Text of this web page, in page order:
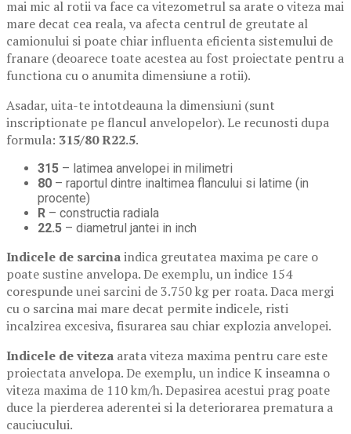
mai mic al rotii va face ca vitezometrul sa arate o viteza mai
mare decat cea reala, va afecta centrul de greutate al
camionului si poate chiar influenta eficienta sistemului de
franare (deoarece toate acestea au fost proiectate pentru a
functiona cu o anumita dimensiune a rotii).
Asadar, uita-te intotdeauna la dimensiuni (sunt
inscriptionate pe flancul anvelopelor). Le recunosti dupa
formula: 315/80 R22.5.
315 – latimea anvelopei in milimetri
80 – raportul dintre inaltimea flancului si latime (in
procente)
R – constructia radiala
22.5 – diametrul jantei in inch
Indicele de sarcinaindica greutatea maxima pe care o
poate sustine anvelopa. De exemplu, un indice 154
corespunde unei sarcini de 3.750 kg per roata. Daca mergi
cu o sarcina mai mare decat permite indicele, risti
incalzirea excesiva, fisurarea sau chiar explozia anvelopei.
Indicele de viteza arata viteza maxima pentru care este
proiectata anvelopa. De exemplu, un indice K inseamna o
viteza maxima de 110 km/h. Depasirea acestui prag poate
duce la pierderea aderentei si la deteriorarea prematura a
cauciucului.